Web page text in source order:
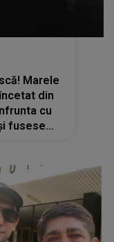
Marele
din
cu
fusese